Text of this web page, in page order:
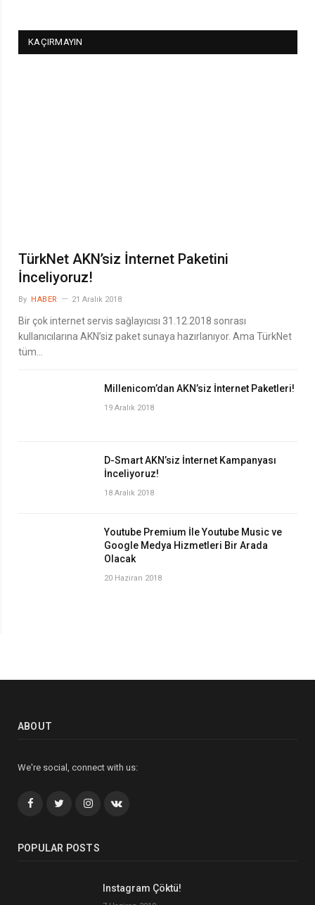
KAÇIRMAYIN
TürkNet AKN’siz İnternet Paketini
İnceliyoruz!
By HABER 21 Aralık 2018
Bir çok internet servis sağlayıcısı 31.12.2018 sonrası
kullanıcılarına AKN’siz paket sunaya hazırlanıyor. Ama TürkNet
tüm…
Millenicom’dan AKN’siz İnternet Paketleri!
19 Aralık 2018
D-Smart AKN’siz İnternet Kampanyası
İnceliyoruz!
18 Aralık 2018
Youtube Premium İle Youtube Music ve
Google Medya Hizmetleri Bir Arada
Olacak
20 Haziran 2018
ABOUT
We're social, connect with us:
FacebookTwitterİnstagram+
VK
POPULAR POSTS
Instagram Çöktü!